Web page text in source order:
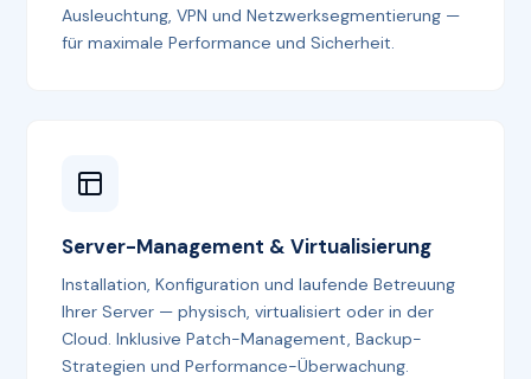
Ausleuchtung, VPN und Netzwerksegmentierung —
für maximale Performance und Sicherheit.
Server-Management & Virtualisierung
Installation, Konfiguration und laufende Betreuung
Ihrer Server — physisch, virtualisiert oder in der
Cloud. Inklusive Patch-Management, Backup-
Strategien und Performance-Überwachung.